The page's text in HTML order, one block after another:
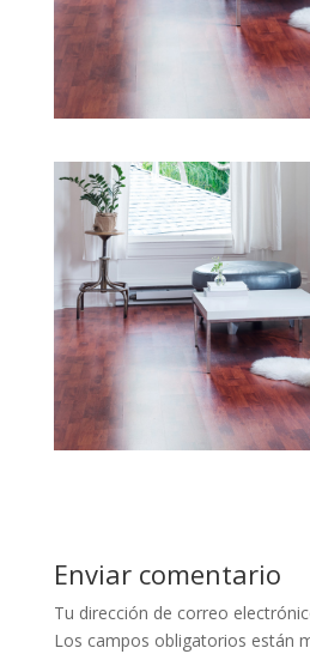
Enviar comentario
Tu dirección de correo
Los campos obligatorios están